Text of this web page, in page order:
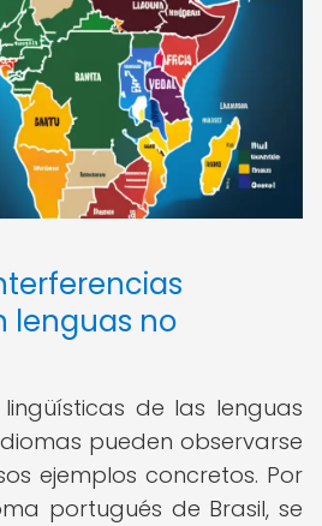
lenguas no
de las lenguas
pueden observarse
ejemplos concretos. Por
portugués de Brasil, se